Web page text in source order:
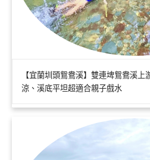
【宜蘭圳頭鴛鴦溪】雙連埤鴛鴦溪
涼、溪底平坦超適合親子戲水